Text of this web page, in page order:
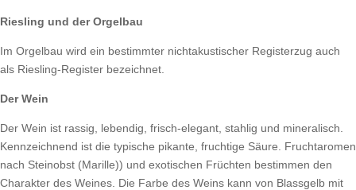
Riesling und der Orgelbau
Im Orgelbau wird ein bestimmter nichtakustischer Registerzug auch
als Riesling-Register bezeichnet.
Der Wein
Der Wein ist rassig, lebendig, frisch-elegant, stahlig und mineralisch.
Kennzeichnend ist die typische pikante, fruchtige Säure. Fruchtaromen
nach Steinobst (Marille)) und exotischen Früchten bestimmen den
Charakter des Weines. Die Farbe des Weins kann von Blassgelb mit